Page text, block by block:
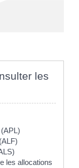
les
les allocations